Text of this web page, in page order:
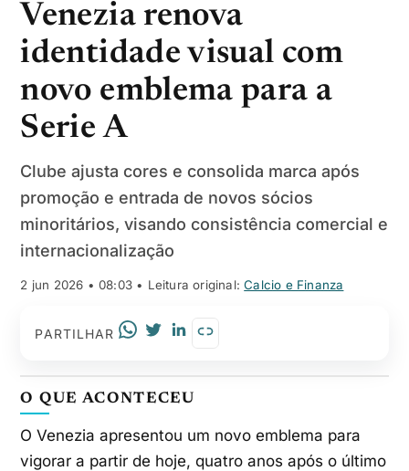
Venezia renova
identidade visual com
novo emblema para a
Serie A
Clube ajusta cores e consolida marca após
promoção e entrada de novos sócios
minoritários, visando consistência comercial e
internacionalização
2 jun 2026 • 08:03 • Leitura original:Calcio e Finanza
PARTILHAR
O QUE ACONTECEU
O Venezia apresentou um novo emblema para
vigorar a partir de hoje, quatro anos após o último